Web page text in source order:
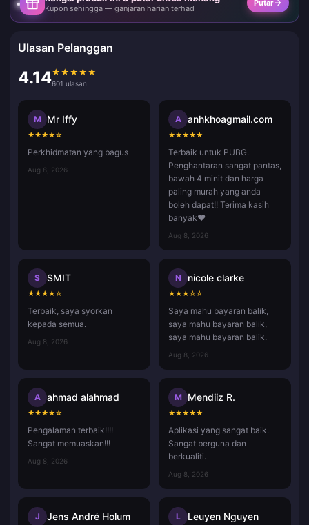
Kupon sehingga — ganjaran harian terhad
Putar
Ulasan Pelanggan
4.14★ ★ ★ ★ ★
601 ulasan
M Mr Iffy
★★★★☆
Perkhidmatan yang bagus
Aug 8, 2026
A anhkhoagmail.com
★★★★★
Terbaik untuk PUBG.
Penghantaran sangat pantas,
bawah 4 minit dan harga
paling murah yang anda
boleh dapat!! Terima kasih
banyak❤️
Aug 8, 2026
S SMIT
★★★★☆
Terbaik, saya syorkan
kepada semua.
Aug 8, 2026
N nicole clarke
★★★☆☆
Saya mahu bayaran balik,
saya mahu bayaran balik,
saya mahu bayaran balik.
Aug 8, 2026
A ahmad alahmad
★★★★☆
Pengalaman terbaik!!!!
Sangat memuaskan!!!
Aug 8, 2026
M Mendiiz R.
★★★★★
Aplikasi yang sangat baik.
Sangat berguna dan
berkualiti.
Aug 8, 2026
J Jens André Holum L Leuyen Nguyen